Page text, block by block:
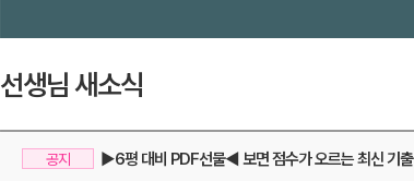
선생님 새소식
공지 ▶6평 대비 PDF선물◀ 보면 점수가 오르는 최신 기출